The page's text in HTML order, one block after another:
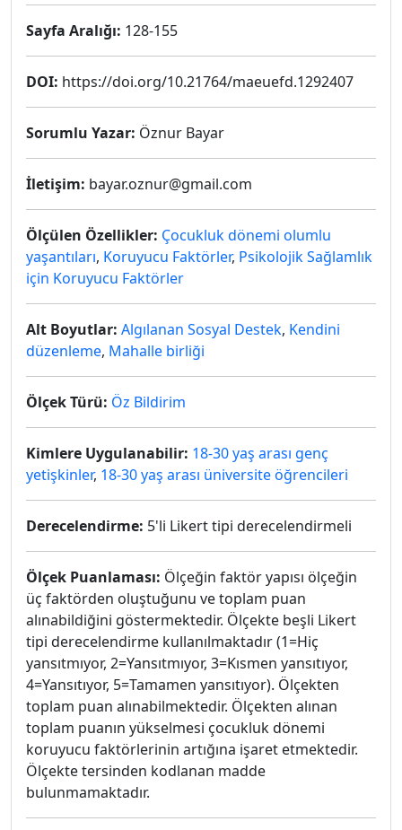
Sayfa Aralığı: 128-155
DOI: https://doi.org/10.21764/maeuefd.1292407
Sorumlu Yazar: Öznur Bayar
İletişim: bayar.oznur@gmail.com
Ölçülen Özellikler: Çocukluk dönemi olumlu
yaşantıları, Koruyucu Faktörler, Psikolojik Sağlamlık
için Koruyucu Faktörler
Alt Boyutlar: Algılanan Sosyal Destek, Kendini
düzenleme, Mahalle birliği
Ölçek Türü: Öz Bildirim
Kimlere Uygulanabilir: 18-30 yaş arası genç
yetişkinler, 18-30 yaş arası üniversite öğrencileri
Derecelendirme: 5'li Likert tipi derecelendirmeli
Ölçek Puanlaması: Ölçeğin faktör yapısı ölçeğin
üç faktörden oluştuğunu ve toplam puan
alınabildiğini göstermektedir. Ölçekte beşli Likert
tipi derecelendirme kullanılmaktadır (1=Hiç
yansıtmıyor, 2=Yansıtmıyor, 3=Kısmen yansıtıyor,
4=Yansıtıyor, 5=Tamamen yansıtıyor). Ölçekten
toplam puan alınabilmektedir. Ölçekten alınan
toplam puanın yükselmesi çocukluk dönemi
koruyucu faktörlerinin artığına işaret etmektedir.
Ölçekte tersinden kodlanan madde
bulunmamaktadır.